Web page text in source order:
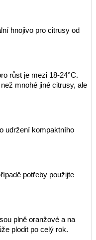
hnojivo pro citrusy od
růst je mezi 18-24°C.
mnohé jiné citrusy, ale
udržení kompaktního
potřeby použijte
plně oranžové a na
plodit po celý rok.